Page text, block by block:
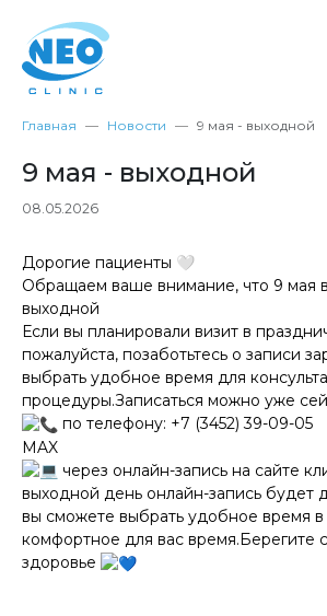
Главная Новости 9 мая - выходной
9 мая - выходной
08.05.2026
Дорогие пациенты 🤍
Обращаем ваше внимание, что 9 мая
выходной
Если вы планировали визит в
пожалуйста, позаботьтесь о записи
выбрать удобное время для
процедуры.Записаться можно уже
по телефону: +7 (3452) 39-09-05
MAX
через онлайн-запись на сайте
выходной день онлайн-запись будет
вы сможете выбрать удобное время
комфортное для вас время.Берегите
здоровье